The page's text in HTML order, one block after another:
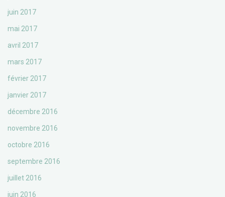
juin 2017
mai 2017
avril 2017
mars 2017
février 2017
janvier 2017
décembre 2016
novembre 2016
octobre 2016
septembre 2016
juillet 2016
juin 2016